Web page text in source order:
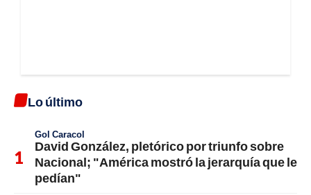
Lo último
Gol Caracol
David González, pletórico por triunfo sobre
Nacional; "América mostró la jerarquía que le
pedían"